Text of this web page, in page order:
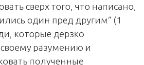
сверх того, что написано,
один пред другим” (1
которые дерзко
разумению и
полученные